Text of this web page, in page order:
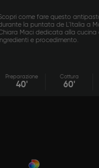
come fare questo
la puntata de L'Italia a
Maci dedicata alla cucina
e procedimento.
Preparazione
40'
Cottura
60'